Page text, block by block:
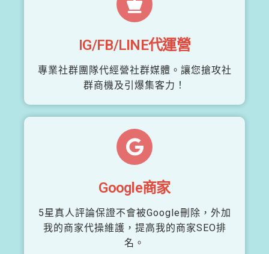
IG/FB/LINE代運營
專業社群團隊代經營社群媒體。讓您搶攻社
群商機及引爆集客力！
Google商家
5星真人評論保證不會被Google刪除，外加
我的商家代操維護，提高我的商家SEO排
名。